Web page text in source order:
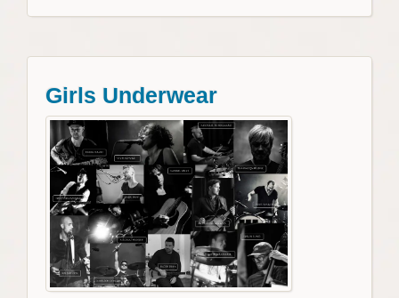
Girls Underwear